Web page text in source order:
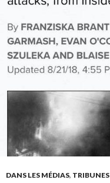
DANS LES MÉDIAS, TRIBUNES